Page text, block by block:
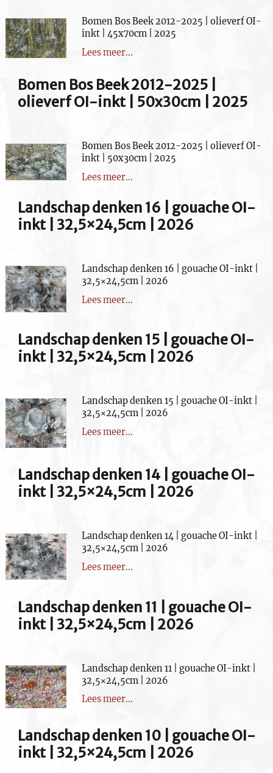
Bomen Bos Beek 2012-2025 | olieverf OI-
inkt | 45x70cm | 2025
Lees meer...
Bomen Bos Beek 2012-2025 |
olieverf OI-inkt | 50x30cm | 2025
Bomen Bos Beek 2012-2025 | olieverf OI-
inkt | 50x30cm | 2025
Lees meer...
Landschap denken 16 | gouache OI-
inkt | 32,5×24,5cm | 2026
Landschap denken 16 | gouache OI-inkt |
32,5×24,5cm | 2026
Lees meer...
Landschap denken 15 | gouache OI-
inkt | 32,5×24,5cm | 2026
Landschap denken 15 | gouache OI-inkt |
32,5×24,5cm | 2026
Lees meer...
Landschap denken 14 | gouache OI-
inkt | 32,5×24,5cm | 2026
Landschap denken 14 | gouache OI-inkt |
32,5×24,5cm | 2026
Lees meer...
Landschap denken 11 | gouache OI-
inkt | 32,5×24,5cm | 2026
Landschap denken 11 | gouache OI-inkt |
32,5×24,5cm | 2026
Lees meer...
Landschap denken 10 | gouache OI-
inkt | 32,5×24,5cm | 2026